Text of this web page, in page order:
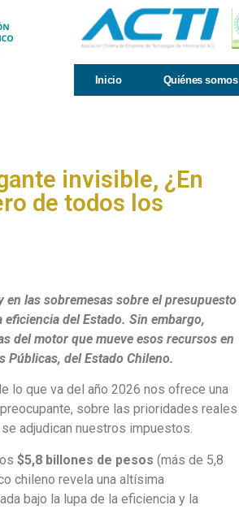
Inicio Quiénes somos
invisible, ¿En
de todos los
en las sobremesas sobre el presupuesto
del Estado. Sin embargo,
del motor que mueve esos recursos en
Públicas, del Estado Chileno.
lo que va del año 2026 nos ofrece una
sobre las prioridades reales
adjudican nuestros impuestos.
$5,8 billones de pesos (más de 5,8
chileno revela una altísima
bajo la lupa de la eficiencia y la